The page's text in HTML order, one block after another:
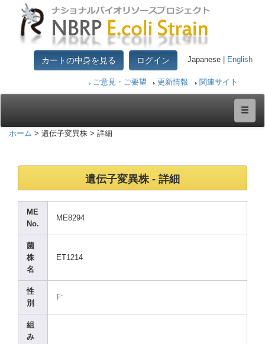
カートの中身を見る ログイン Japanese | English
ご意見・ご要望 更新情報 関連サイト
ホーム > 遺伝子変異株 > 詳細
遺伝子変異株 - 詳細
ME
No.
ME8294
菌
株
名
ET1214
性
別
F-
組
み